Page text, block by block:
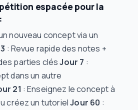
espacée pour la
nouveau concept via un
: Revue rapide des notes +
parties clésJour 7 :
dans un autre
21 : Enseignez le concept à
créez un tutorielJour 60 :